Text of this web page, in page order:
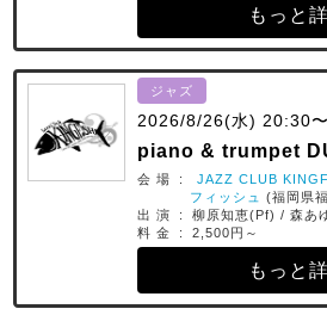
もっと
ジャズ
2026/8/26(水) 20:30
piano & trumpet
会 場 : JAZZ CLUB
フィッシュ
(福岡県
出 演 : 柳原知恵(Pf) / 森あ
料 金 : 2,500円～
もっと